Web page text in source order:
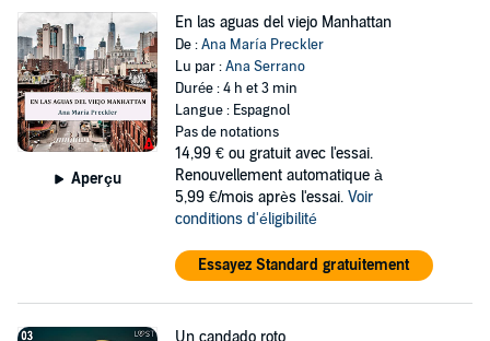
Aperçu
En las aguas del viejo Manhattan
De :Ana María Preckler
Lu par :Ana Serrano
Durée : 4 h et 3 min
Langue : Espagnol
Pas de notations
14,99 € ou gratuit avec l'essai.
Renouvellement automatique à
5,99 €/mois après l'essai. Voir
conditions d'éligibilité
Essayez Standard gratuitement
Un candado roto